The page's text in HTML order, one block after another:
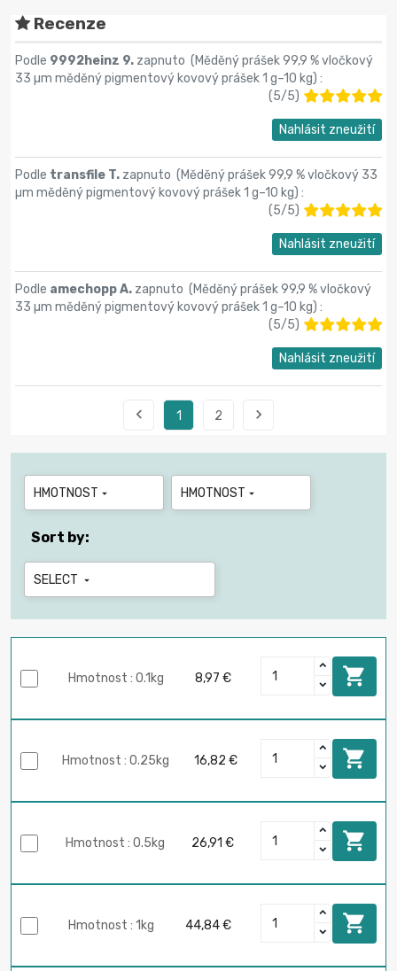
Recenze
Podle 9992heinz 9. zapnuto (Měděný prášek 99,9 % vločkový
33 µm měděný pigmentový kovový prášek 1 g–10 kg) :
(5/5)
Nahlásit zneužití
Podle transfile T. zapnuto (Měděný prášek 99,9 % vločkový 33
µm měděný pigmentový kovový prášek 1 g–10 kg) :
(5/5)
Nahlásit zneužití
Podle amechopp A. zapnuto (Měděný prášek 99,9 % vločkový
33 µm měděný pigmentový kovový prášek 1 g–10 kg) :
(5/5)
Nahlásit zneužití
 1 2 
HMOTNOST  HMOTNOST 
Sort by:
SELECT 
Hmotnost : 0.1kg 8,97 € 
Hmotnost : 0.25kg 16,82 € 
Hmotnost : 0.5kg 26,91 € 
Hmotnost : 1kg 44,84 € 